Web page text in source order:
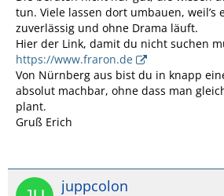
tun. Viele lassen dort umbauen, weil’s
zuverlässig und ohne Drama läuft.
Hier der Link, damit du nicht suchen
https://www.fraron.de
Von Nürnberg aus bist du in knapp
absolut machbar, ohne dass man
plant.
Gruß Erich
juppcolon